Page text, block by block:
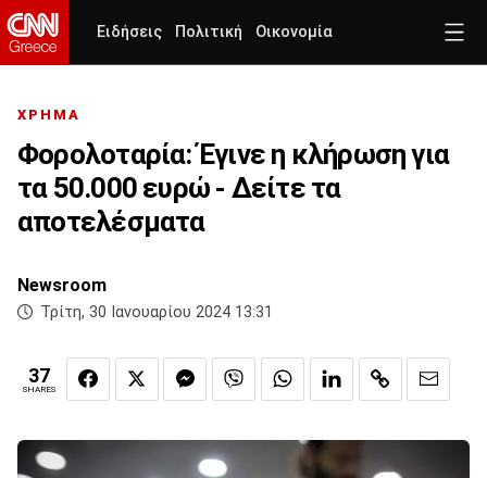
Ειδήσεις Πολιτική Οικονομία
ΧΡΗΜΑ
Φορολοταρία: Έγινε η κλήρωση για
τα 50.000 ευρώ - Δείτε τα
αποτελέσματα
Newsroom
Τρίτη, 30 Ιανουαρίου 2024 13:31
37
SHARES